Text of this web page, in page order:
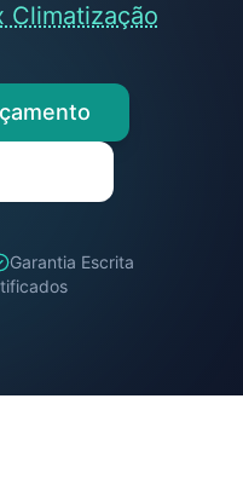
Climatização
Garantia Escrita